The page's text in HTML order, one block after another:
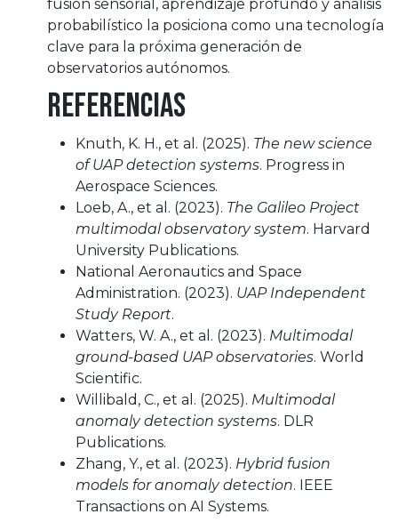
fusión sensorial, aprendizaje profundo y análisis
probabilístico la posiciona como una tecnología
clave para la próxima generación de
observatorios autónomos.
Referencias
Knuth, K. H., et al. (2025). The new science
of UAP detection systems. Progress in
Aerospace Sciences.
Loeb, A., et al. (2023). The Galileo Project
multimodal observatory system. Harvard
University Publications.
National Aeronautics and Space
Administration. (2023). UAP Independent
Study Report.
Watters, W. A., et al. (2023). Multimodal
ground-based UAP observatories. World
Scientific.
Willibald, C., et al. (2025). Multimodal
anomaly detection systems. DLR
Publications.
Zhang, Y., et al. (2023). Hybrid fusion
models for anomaly detection. IEEE
Transactions on AI Systems.